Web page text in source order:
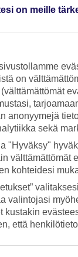
on meille
on
anonyymejä
sekä
"Hyväksy"
välttämättömät
kohteidesi
valintojasi
kustakin
että